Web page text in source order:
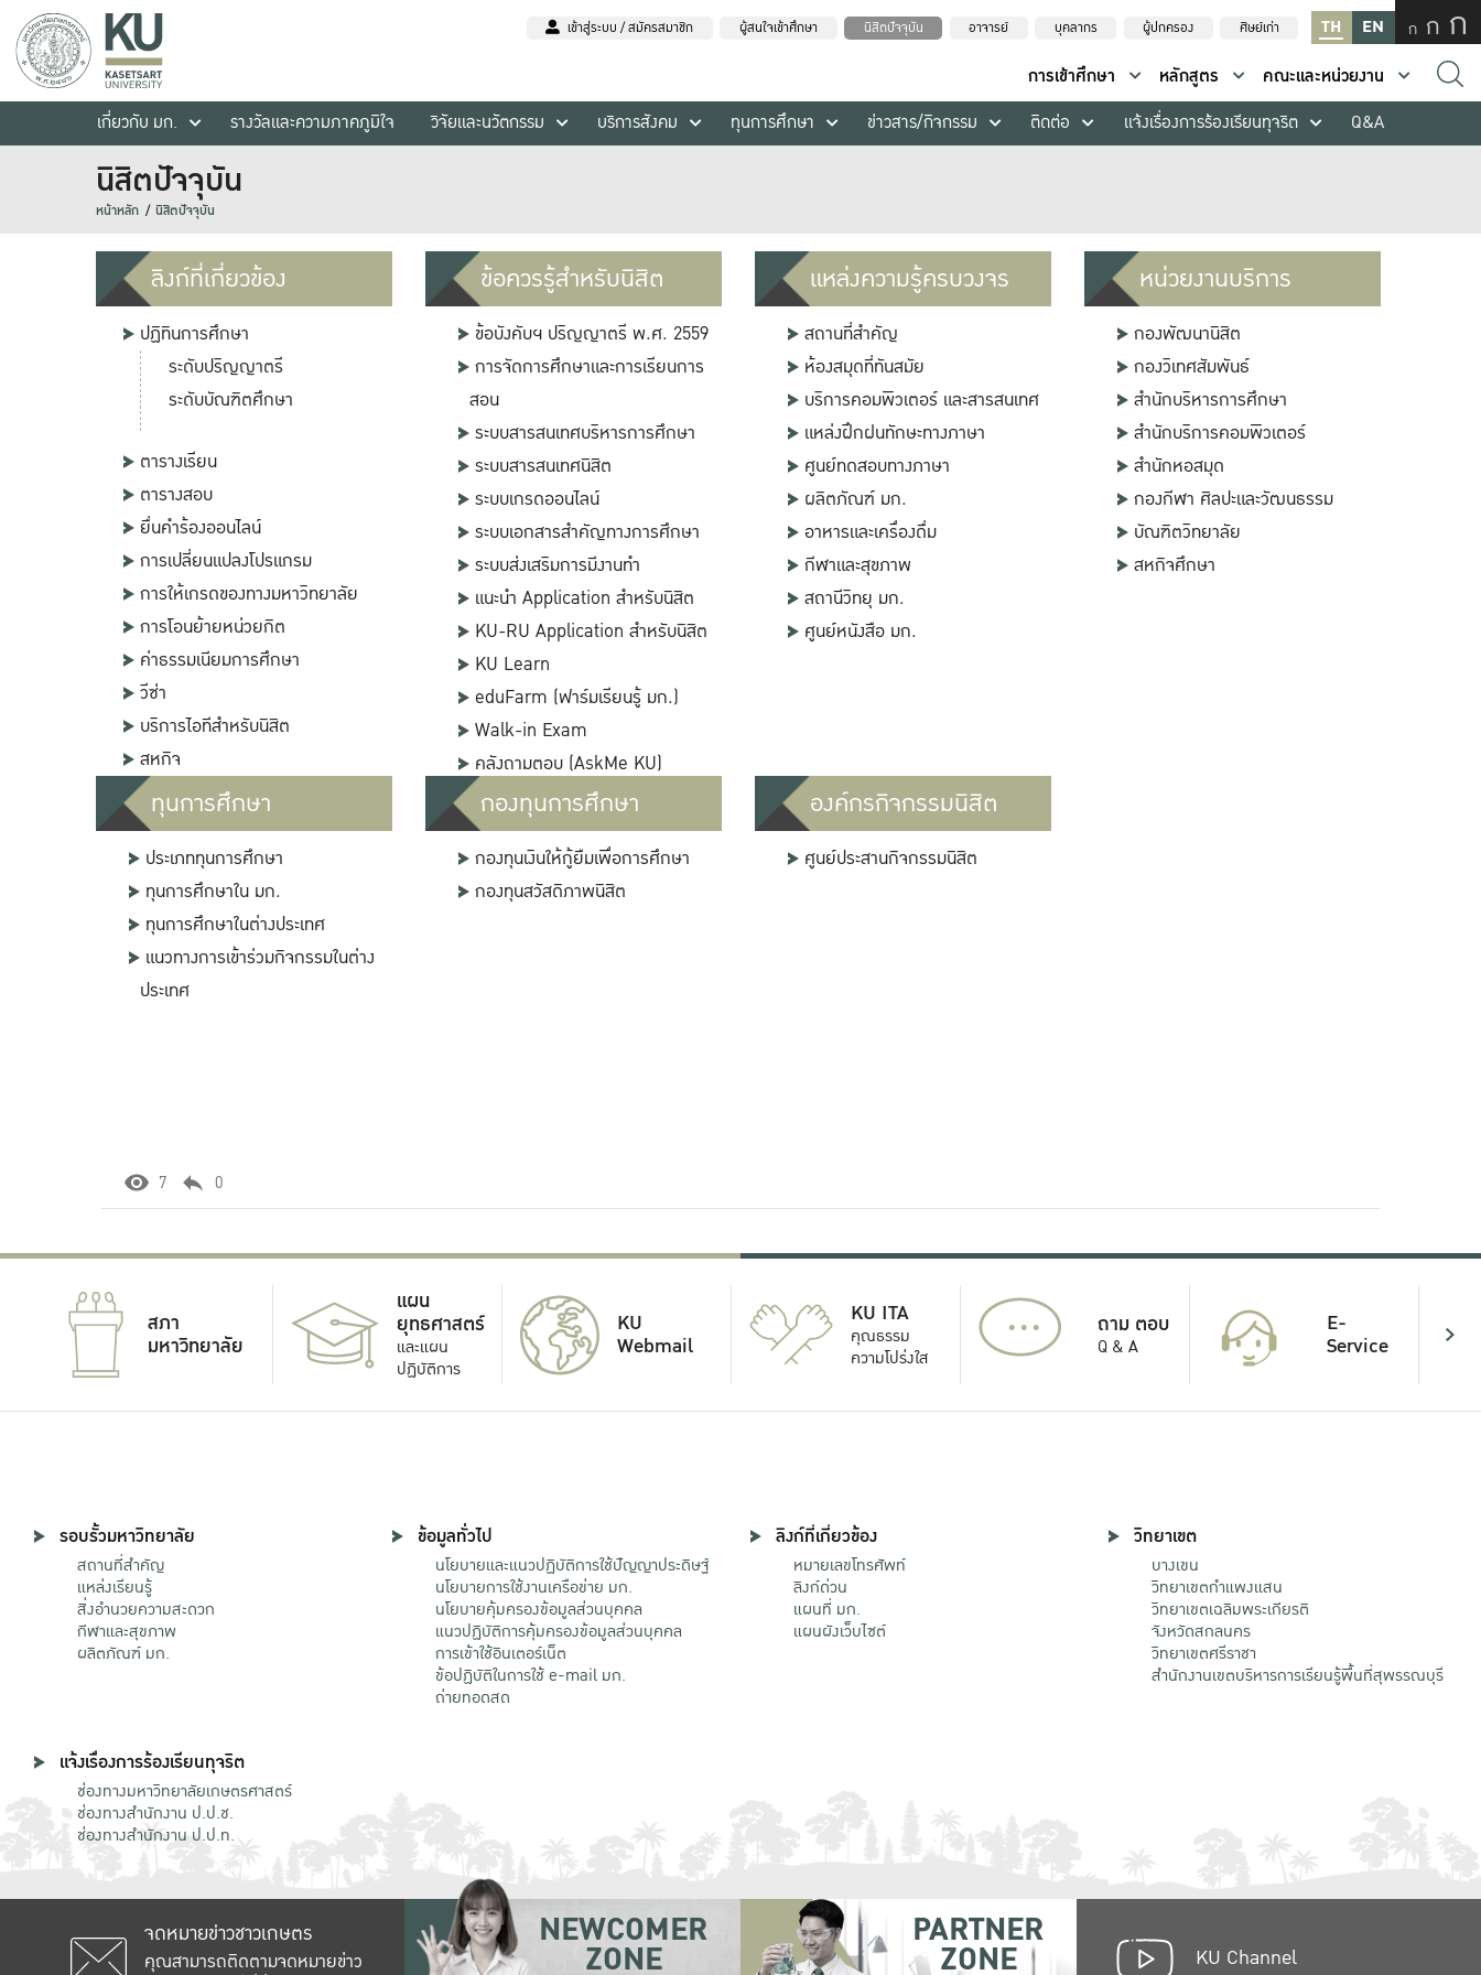
เข้าสู่ระบบ / สมัครสมาชิก ผู้สนใจเข้าศึกษา นิสิตปัจจุบัน อาจารย์ บุคลากร ผู้ปกครอง ศิษย์เก่า TH EN ก ก ก
การเข้าศึกษา หลักสูตร
คณะและหน่วยงาน
เกี่ยวกับ มก.
รางวัลและความภาคภูมิใจ วิจัยและนวัตกรรม บริการสังคม ทุนการศึกษา ข่าวสาร/กิจกรรม ติดต่อ แจ้งเรื่องการร้องเรียนทุจริต Q&A
นิสิตปัจจุบัน
หน้าหลัก นิสิตปัจจุบัน
ลิงก์ที่เกี่ยวข้อง
ปฏิทินการศึกษา
ระดับปริญญาตรี
ระดับบัณฑิตศึกษา
ตารางเรียน
ตารางสอบ
ยื่นคำร้องออนไลน์
การเปลี่ยนแปลงโปรแกรม
การให้เกรดของทางมหาวิทยาลัย
การโอนย้ายหน่วยกิต
ค่าธรรมเนียมการศึกษา
วีซ่า
บริการไอทีสำหรับนิสิต
สหกิจ
ข้อควรรู้สำหรับนิสิต
ข้อบังคับฯ ปริญญาตรี พ.ศ. 2559
การจัดการศึกษาและการเรียนการ
สอน
ระบบสารสนเทศบริหารการศึกษา
ระบบสารสนเทศนิสิต
ระบบเกรดออนไลน์
ระบบเอกสารสำคัญทางการศึกษา
ระบบส่งเสริมการมีงานทำ
แนะนำ Application สำหรับนิสิต
KU-RU Application สำหรับนิสิต
KU Learn
eduFarm (ฟาร์มเรียนรู้ มก.)
Walk-in Exam
คลังถามตอบ (AskMe KU)
แหล่งความรู้ครบวงจร
สถานที่สำคัญ
ห้องสมุดที่ทันสมัย
บริการคอมพิวเตอร์ และสารสนเทศ
แหล่งฝึกฝนทักษะทางภาษา
ศูนย์ทดสอบทางภาษา
ผลิตภัณฑ์ มก.
อาหารและเครื่องดื่ม
กีฬาและสุขภาพ
สถานีวิทยุ มก.
ศูนย์หนังสือ มก.
หน่วยงานบริการ
กองพัฒนานิสิต
กองวิเทศสัมพันธ์
สำนักบริหารการศึกษา
สำนักบริการคอมพิวเตอร์
สำนักหอสมุด
กองกีฬา ศิลปะและวัฒนธรรม
บัณฑิตวิทยาลัย
สหกิจศึกษา
ทุนการศึกษา
ประเภททุนการศึกษา
ทุนการศึกษาใน มก.
ทุนการศึกษาในต่างประเทศ
แนวทางการเข้าร่วมกิจกรรมในต่าง
ประเทศ
กองทุนการศึกษา
กองทุนเงินให้กู้ยืมเพื่อการศึกษา
กองทุนสวัสดิภาพนิสิต
องค์กรกิจกรรมนิสิต
ศูนย์ประสานกิจกรรมนิสิต
7 0
สภา
มหาวิทยาลัย
แผน
ยุทธศาสตร์
และแผน
ปฏิบัติการ
KU
Webmail
KU ITA
คุณธรรม
ความโปร่งใส
... ถาม ตอบ
Q & A
E-
Service
รอบรั้วมหาวิทยาลัย
สถานที่สำคัญ
แหล่งเรียนรู้
สิ่งอำนวยความสะดวก
กีฬาและสุขภาพ
ผลิตภัณฑ์ มก.
ข้อมูลทั่วไป
นโยบายและแนวปฏิบัติการใช้ปัญญาประดิษฐ์
นโยบายการใช้งานเครือข่าย มก.
นโยบายคุ้มครองข้อมูลส่วนบุคคล
แนวปฏิบัติการคุ้มครองข้อมูลส่วนบุคคล
การเข้าใช้อินเตอร์เน็ต
ข้อปฏิบัติในการใช้ e-mail มก.
ถ่ายทอดสด
ลิงก์ที่เกี่ยวข้อง
หมายเลขโทรศัพท์
ลิงก์ด่วน
แผนที่ มก.
แผนผังเว็บไซต์
วิทยาเขต
บางเขน
วิทยาเขตกําแพงแสน
วิทยาเขตเฉลิมพระเกียรติ
จังหวัดสกลนคร
วิทยาเขตศรีราชา
สำนักงานเขตบริหารการเรียนรู้พื้นที่สุพรรณบุรี
แจ้งเรื่องการร้องเรียนทุจริต
ช่องทางมหาวิทยาลัยเกษตรศาสตร์
ช่องทางสำนักงาน ป.ป.ช.
ช่องทางสำนักงาน ป.ป.ท.
จดหมายข่าวชาวเกษตร
คุณสามารถติดตามจดหมายข่าว
NEWCOMER
ZONE
PARTNER
ZONE KU Channel